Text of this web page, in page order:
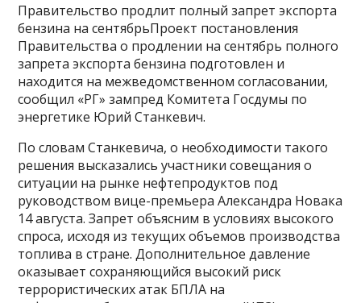
Правительство продлит полный запрет экспорта
бензина на сентябрьПроект постановления
Правительства о продлении на сентябрь полного
запрета экспорта бензина подготовлен и
находится на межведомственном согласовании,
сообщил «РГ» зампред Комитета Госдумы по
энергетике Юрий Станкевич.
По словам Станкевича, о необходимости такого
решения высказались участники совещания о
ситуации на рынке нефтепродуктов под
руководством вице-премьера Александра Новака
14 августа. Запрет объясним в условиях высокого
спроса, исходя из текущих объемов производства
топлива в стране. Дополнительное давление
оказывает сохраняющийся высокий риск
террористических атак БПЛА на